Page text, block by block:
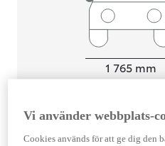
1 765 mm
Föbrukning
Vi använder webbplats-
Cookies används för att ge dig den